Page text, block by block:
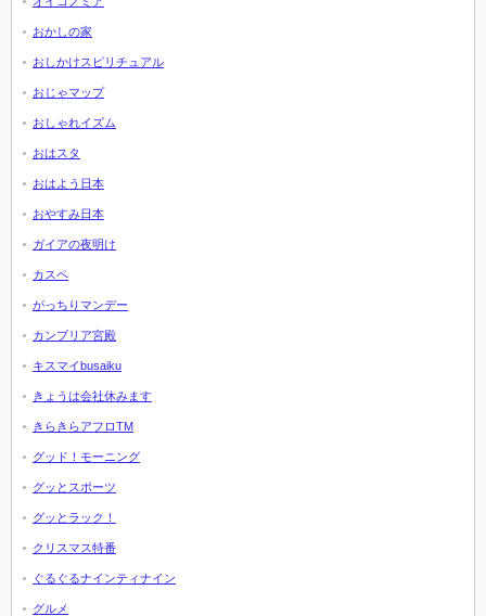
おかしの家
おしかけスピリチュアル
おじゃマップ
おしゃれイズム
おはスタ
おはよう日本
おやすみ日本
ガイアの夜明け
カスペ
がっちりマンデー
カンブリア宮殿
キスマイbusaiku
きょうは会社休みます
きらきらアフロTM
グッド！モーニング
グッとスポーツ
グッとラック！
クリスマス特番
ぐるぐるナインティナイン
グルメ